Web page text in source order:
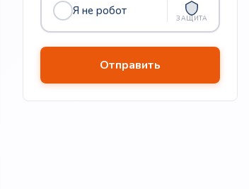
Я не робот
ЗАЩИТА